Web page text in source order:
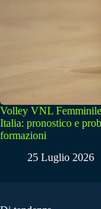
Volley VNL
Italia: pronostico e
formazioni
25 Luglio 2026